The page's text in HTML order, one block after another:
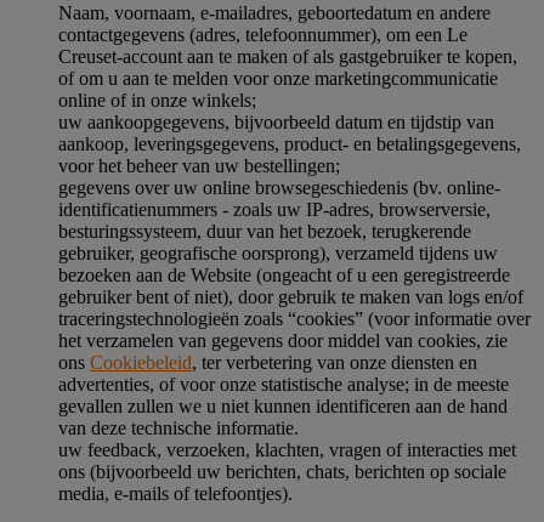
Naam, voornaam, e-mailadres, geboortedatum en andere
contactgegevens (adres, telefoonnummer), om een Le
Creuset-account aan te maken of als gastgebruiker te kopen,
of om u aan te melden voor onze marketingcommunicatie
online of in onze winkels;
uw aankoopgegevens, bijvoorbeeld datum en tijdstip van
aankoop, leveringsgegevens, product- en betalingsgegevens,
voor het beheer van uw bestellingen;
gegevens over uw online browsegeschiedenis (bv. online-
identificatienummers - zoals uw IP-adres, browserversie,
besturingssysteem, duur van het bezoek, terugkerende
gebruiker, geografische oorsprong), verzameld tijdens uw
bezoeken aan de Website (ongeacht of u een geregistreerde
gebruiker bent of niet), door gebruik te maken van logs en/of
traceringstechnologieën zoals “cookies” (voor informatie over
het verzamelen van gegevens door middel van cookies, zie
ons Cookiebeleid, ter verbetering van onze diensten en
advertenties, of voor onze statistische analyse; in de meeste
gevallen zullen we u niet kunnen identificeren aan de hand
van deze technische informatie.
uw feedback, verzoeken, klachten, vragen of interacties met
ons (bijvoorbeeld uw berichten, chats, berichten op sociale
media, e-mails of telefoontjes).